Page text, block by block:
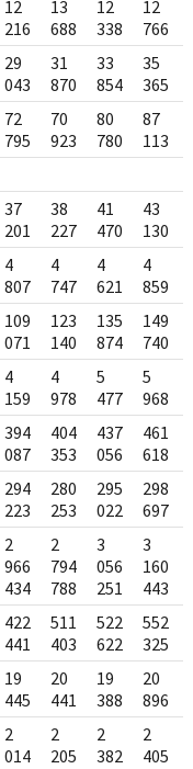
12
216
13
688
12
338
12
766
29
043
31
870
33
854
35
365
72
795
70
923
80
780
87
113
37
201
38
227
41
470
43
130
4
807
4
747
4
621
4
859
109
071
123
140
135
874
149
740
4
159
4
978
5
477
5
968
394
087
404
353
437
056
461
618
294
223
280
253
295
022
298
697
2
966
434
2
794
788
3
056
251
3
160
443
422
441
511
403
522
622
552
325
19
445
20
441
19
388
20
896
2
014
2
205
2
382
2
405